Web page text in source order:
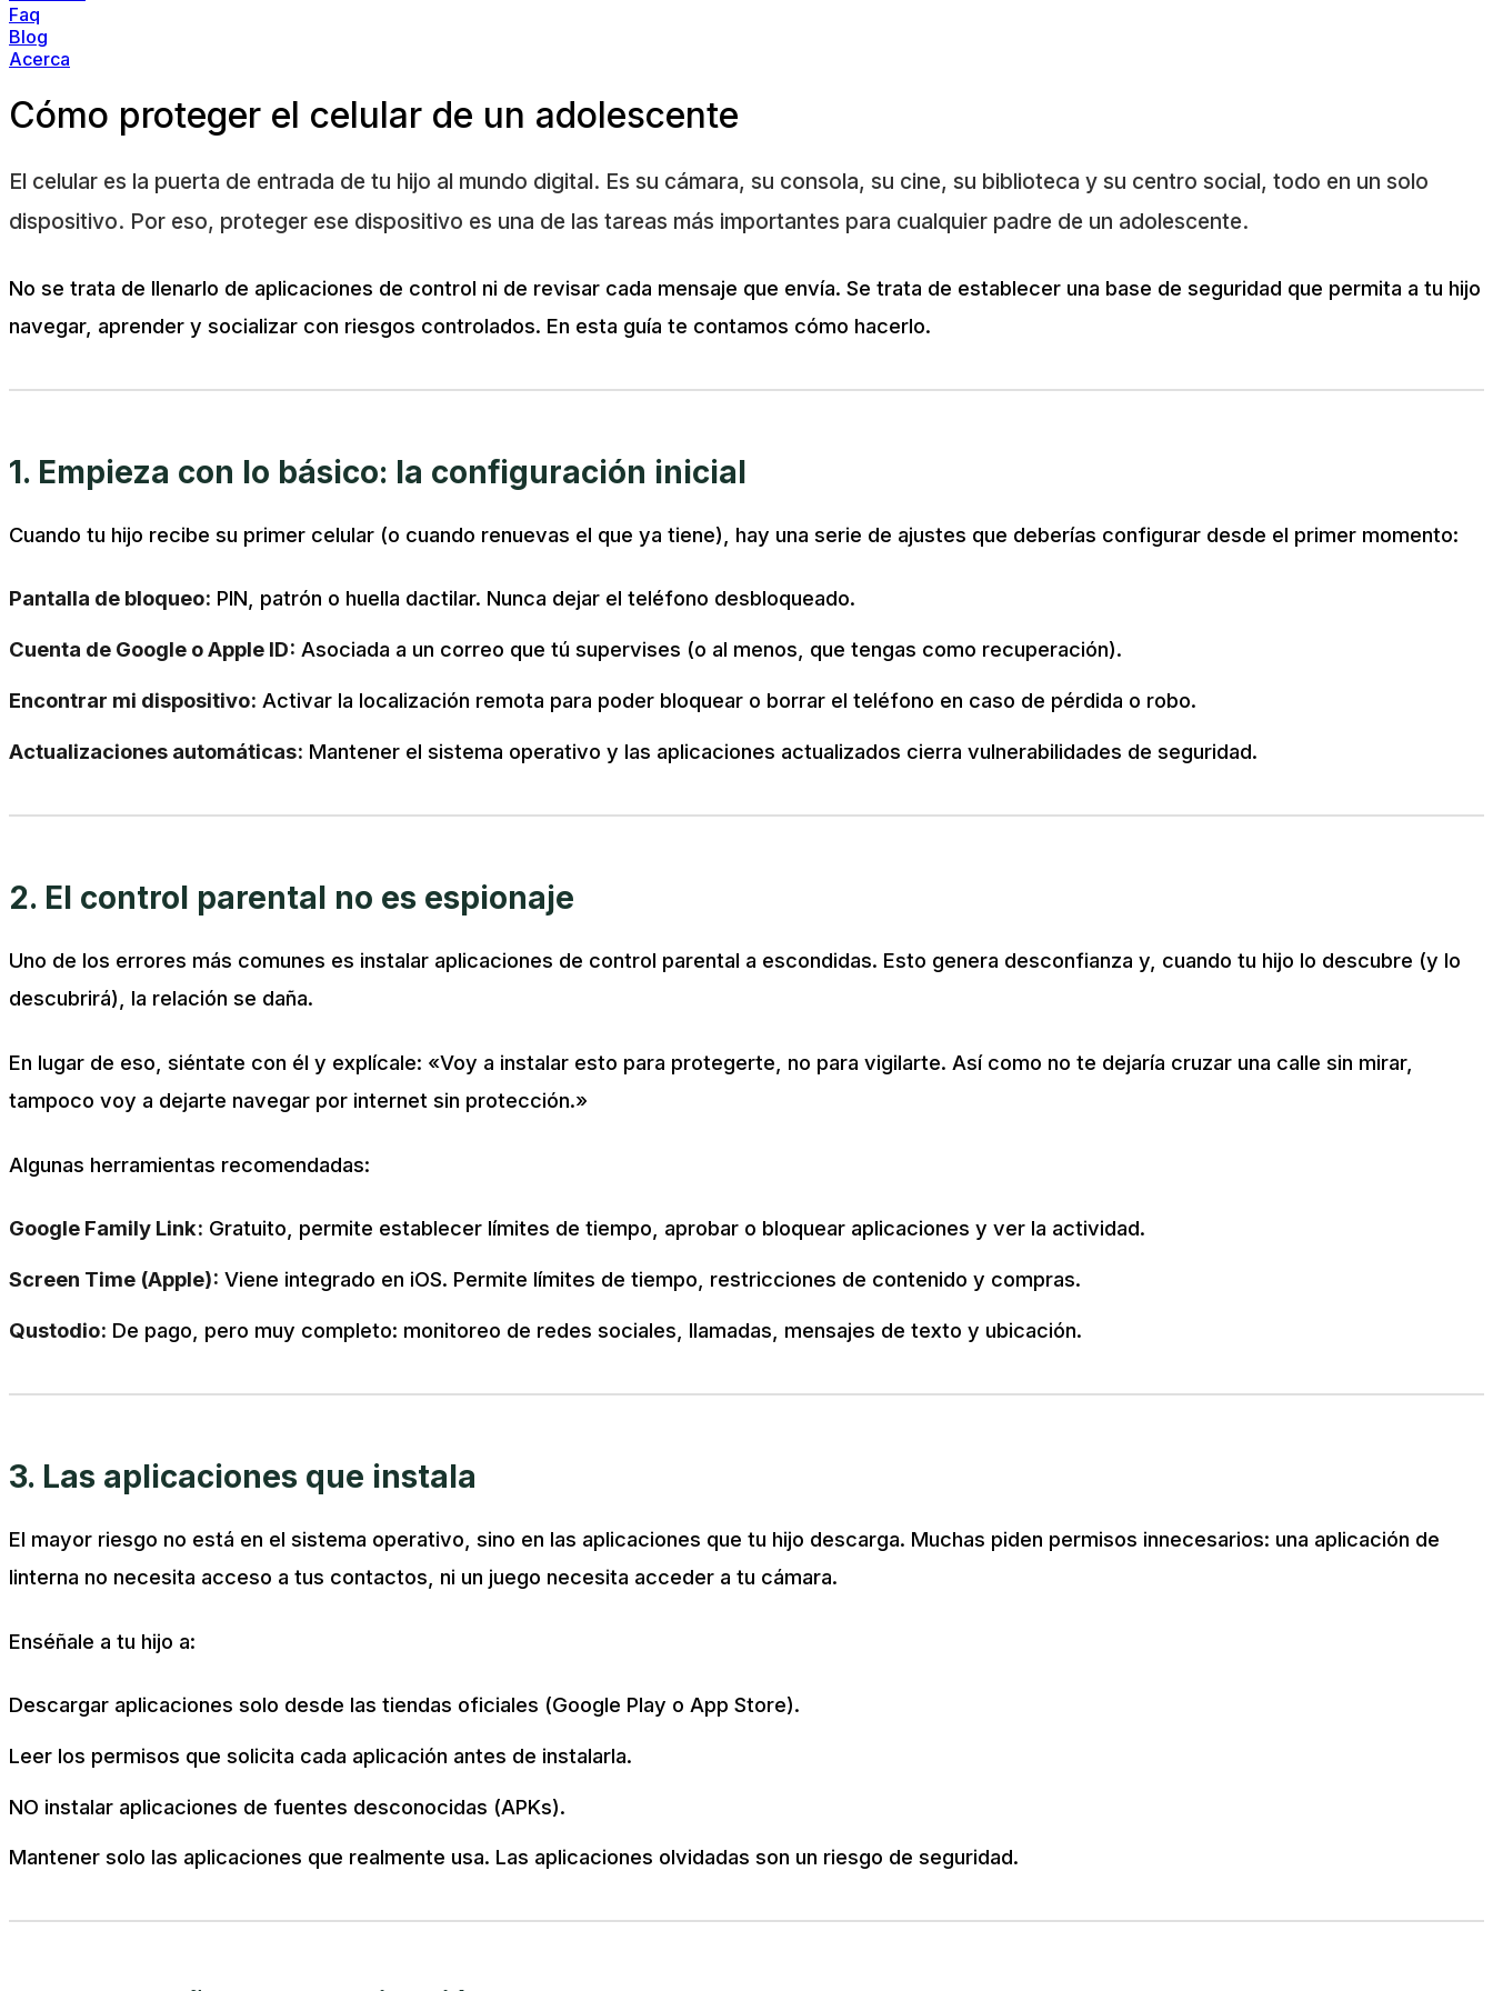
Faq
Blog
Acerca
Cómo proteger el celular de un adolescente
El celular es la puerta de entrada de tu hijo al mundo digital. Es su cámara, su consola, su cine, su biblioteca y su centro social, todo en un solo
dispositivo. Por eso, proteger ese dispositivo es una de las tareas más importantes para cualquier padre de un adolescente.
No se trata de llenarlo de aplicaciones de control ni de revisar cada mensaje que envía. Se trata de establecer una base de seguridad que permita a tu hijo
navegar, aprender y socializar con riesgos controlados. En esta guía te contamos cómo hacerlo.
1. Empieza con lo básico: la configuración inicial
Cuando tu hijo recibe su primer celular (o cuando renuevas el que ya tiene), hay una serie de ajustes que deberías configurar desde el primer momento:
Pantalla de bloqueo: PIN, patrón o huella dactilar. Nunca dejar el teléfono desbloqueado.
Cuenta de Google o Apple ID: Asociada a un correo que tú supervises (o al menos, que tengas como recuperación).
Encontrar mi dispositivo: Activar la localización remota para poder bloquear o borrar el teléfono en caso de pérdida o robo.
Actualizaciones automáticas: Mantener el sistema operativo y las aplicaciones actualizados cierra vulnerabilidades de seguridad.
2. El control parental no es espionaje
Uno de los errores más comunes es instalar aplicaciones de control parental a escondidas. Esto genera desconfianza y, cuando tu hijo lo descubre (y lo
descubrirá), la relación se daña.
En lugar de eso, siéntate con él y explícale: «Voy a instalar esto para protegerte, no para vigilarte. Así como no te dejaría cruzar una calle sin mirar,
tampoco voy a dejarte navegar por internet sin protección.»
Algunas herramientas recomendadas:
Google Family Link: Gratuito, permite establecer límites de tiempo, aprobar o bloquear aplicaciones y ver la actividad.
Screen Time (Apple): Viene integrado en iOS. Permite límites de tiempo, restricciones de contenido y compras.
Qustodio: De pago, pero muy completo: monitoreo de redes sociales, llamadas, mensajes de texto y ubicación.
3. Las aplicaciones que instala
El mayor riesgo no está en el sistema operativo, sino en las aplicaciones que tu hijo descarga. Muchas piden permisos innecesarios: una aplicación de
linterna no necesita acceso a tus contactos, ni un juego necesita acceder a tu cámara.
Enséñale a tu hijo a:
Descargar aplicaciones solo desde las tiendas oficiales (Google Play o App Store).
Leer los permisos que solicita cada aplicación antes de instalarla.
NO instalar aplicaciones de fuentes desconocidas (APKs).
Mantener solo las aplicaciones que realmente usa. Las aplicaciones olvidadas son un riesgo de seguridad.